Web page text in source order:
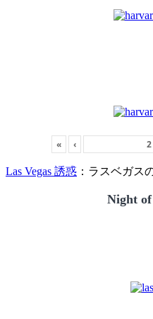
« ‹
Las Vegas 誘惑 ：ラスベガス
Night of